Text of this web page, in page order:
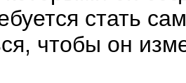
стать
чтобы он